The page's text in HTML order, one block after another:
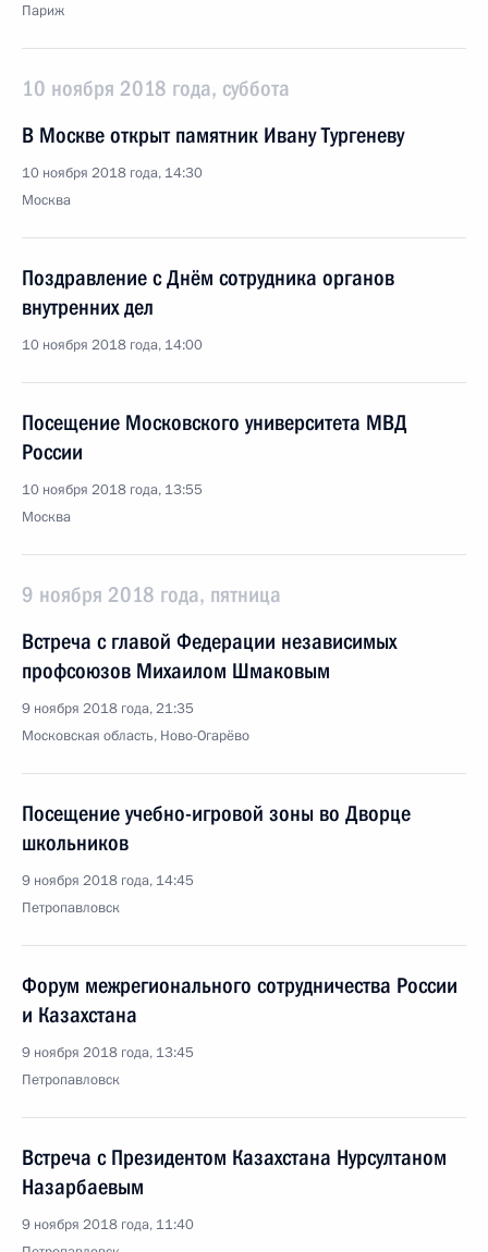
Париж
10 ноября 2018 года, суббота
В Москве открыт памятник Ивану Тургеневу
10 ноября 2018 года, 14:30
Москва
Поздравление с Днём сотрудника органов
внутренних дел
10 ноября 2018 года, 14:00
Посещение Московского университета МВД
России
10 ноября 2018 года, 13:55
Москва
9 ноября 2018 года, пятница
Встреча с главой Федерации независимых
профсоюзов Михаилом Шмаковым
9 ноября 2018 года, 21:35
Московская область, Ново-Огарёво
Посещение учебно-игровой зоны во Дворце
школьников
9 ноября 2018 года, 14:45
Петропавловск
Форум межрегионального сотрудничества России
и Казахстана
9 ноября 2018 года, 13:45
Петропавловск
Встреча с Президентом Казахстана Нурсултаном
Назарбаевым
9 ноября 2018 года, 11:40